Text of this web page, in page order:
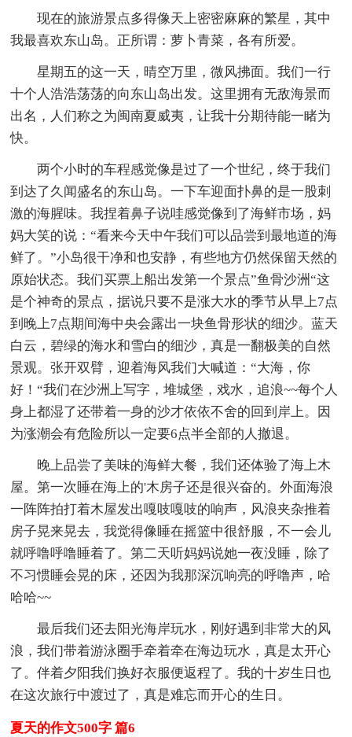
现在的旅游景点多得像天上密密麻麻的繁星，其中
我最喜欢东山岛。正所谓：萝卜青菜，各有所爱。
星期五的这一天，晴空万里，微风拂面。我们一行
十个人浩浩荡荡的向东山岛出发。这里拥有无敌海景而
出名，人们称之为闽南夏威夷，让我十分期待能一睹为
快。
两个小时的车程感觉像是过了一个世纪，终于我们
到达了久闻盛名的东山岛。一下车迎面扑鼻的是一股刺
激的海腥味。我捏着鼻子说哇感觉像到了海鲜市场，妈
妈大笑的说：“看来今天中午我们可以品尝到最地道的海
鲜了。”小岛很干净和也安静，有些地方仍然保留天然的
原始状态。我们买票上船出发第一个景点”鱼骨沙洲“这
是个神奇的景点，据说只要不是涨大水的季节从早上7点
到晚上7点期间海中央会露出一块鱼骨形状的细沙。蓝天
白云，碧绿的海水和雪白的细沙，真是一翻极美的自然
景观。张开双臂，迎着海风我们大喊道：“大海，你
好！“我们在沙洲上写字，堆城堡，戏水，追浪~~每个人
身上都湿了还带着一身的沙才依依不舍的回到岸上。因
为涨潮会有危险所以一定要6点半全部的人撤退。
晚上品尝了美味的海鲜大餐，我们还体验了海上木
屋。第一次睡在海上的'木房子还是很兴奋的。外面海浪
一阵阵拍打着木屋发出嘎吱嘎吱的响声，风浪夹杂推着
房子晃来晃去，我觉得像睡在摇篮中很舒服，不一会儿
就呼噜呼噜睡着了。第二天听妈妈说她一夜没睡，除了
不习惯睡会晃的床，还因为我那深沉响亮的呼噜声，哈
哈哈~~
最后我们还去阳光海岸玩水，刚好遇到非常大的风
浪，我们带着游泳圈手牵着牵在海边玩水，真是太开心
了。伴着夕阳我们换好衣服便返程了。我的十岁生日也
在这次旅行中渡过了，真是难忘而开心的生日。
夏天的作文500字 篇6